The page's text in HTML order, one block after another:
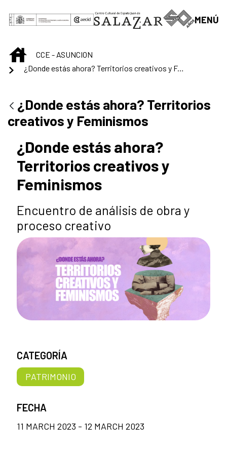
MENÚ
INICIOCCE - ASUNCION
¿Donde estás ahora? Territorios creativos y Feminismos
¿Donde estás ahora? Territorios
creativos y Feminismos
¿Donde estás ahora?
Territorios creativos y
Feminismos
Encuentro de análisis de obra y
proceso creativo
CATEGORÍA
PATRIMONIO
FECHA
11 MARCH 2023 - 12 MARCH 2023